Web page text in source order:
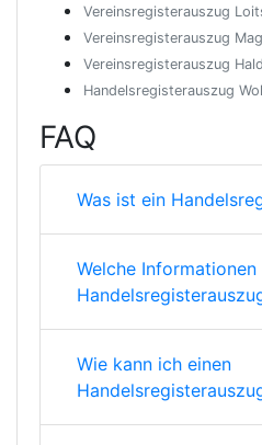
Vereinsregisterauszug
Vereinsregisterauszug
Vereinsregisterauszug
Handelsregisterauszug
FAQ
Was ist ein
Welche
Wie kann ich einen